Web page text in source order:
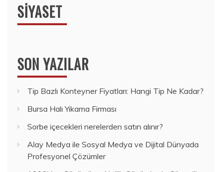
SIYASET
SON YAZILAR
Tip Bazlı Konteyner Fiyatları: Hangi Tip Ne Kadar?
Bursa Halı Yıkama Firması
Sorbe içecekleri nerelerden satın alınır?
Alay Medya ile Sosyal Medya ve Dijital Dünyada
Profesyonel Çözümler